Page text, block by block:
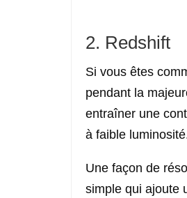
2. Redshift
Si vous êtes
pendant la
entraîner une
à faible
Une façon de
simple qui ajoute